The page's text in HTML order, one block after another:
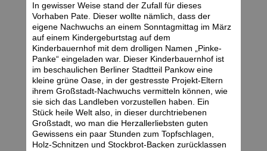
In gewisser Weise stand der Zufall für dieses
Vorhaben Pate. Dieser wollte nämlich, dass der
eigene Nachwuchs an einem Sonntagmittag im März
auf einem Kindergeburtstag auf dem
Kinderbauernhof mit dem drolligen Namen „Pinke-
Panke“ eingeladen war. Dieser Kinderbauernhof ist
im beschaulichen Berliner Stadtteil Pankow eine
kleine grüne Oase, in der gestresste Projekt-Eltern
ihrem Großstadt-Nachwuchs vermitteln können, wie
sie sich das Landleben vorzustellen haben. Ein
Stück heile Welt also, in dieser durchtriebenen
Großstadt, wo man die Herzallerliebsten guten
Gewissens ein paar Stunden zum Topfschlagen,
Holz-Schnitzen und Stockbrot-Backen zurücklassen